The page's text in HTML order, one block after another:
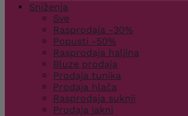
Sniženja
Sve
Rasprodaja -30%
Popusti -50%
Rasprodaja haljina
Bluze prodaja
Prodaja tunika
Prodaja hlača
Rasprodaja suknji
Prodaja jakni